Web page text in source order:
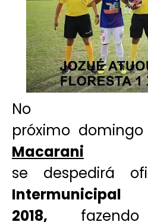
No
próximo
Macarani
se despedirá
Intermunicipal
2018,